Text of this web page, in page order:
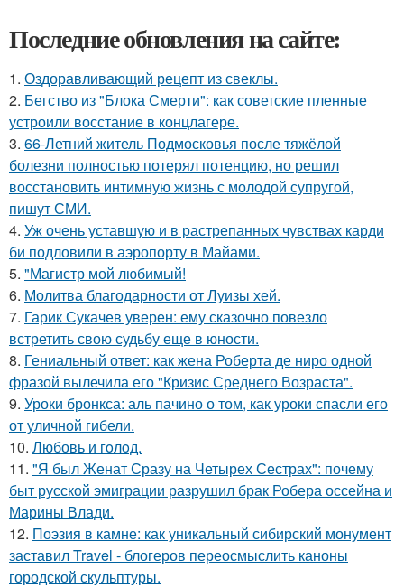
Последние обновления на сайте:
1. Оздоравливающий рецепт из свеклы.
2. Бегство из "Блока Смерти": как советские пленные
устроили восстание в концлагере.
3. 66-Летний житель Подмосковья после тяжёлой
болезни полностью потерял потенцию, но решил
восстановить интимную жизнь с молодой супругой,
пишут СМИ.
4. Уж очень уставшую и в растрепанных чувствах карди
би подловили в аэропорту в Майами.
5. "Магистр мой любимый!
6. Молитва благодарности от Луизы хей.
7. Гарик Сукачев уверен: ему сказочно повезло
встретить свою судьбу еще в юности.
8. Гениальный ответ: как жена Роберта де ниро одной
фразой вылечила его "Кризис Среднего Возраста".
9. Уроки бронкса: аль пачино о том, как уроки спасли его
от уличной гибели.
10. Любовь и гoлoд.
11. "Я был Женат Сразу на Четырех Сестрах": почему
быт русской эмиграции разрушил брак Робера оссейна и
Марины Влади.
12. Поэзия в камне: как уникальный сибирский монумент
заставил Travel - блогеров переосмыслить каноны
городской скульптуры.